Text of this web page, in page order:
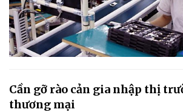
Cần gỡ rào cản gia nhập thị
thương mại